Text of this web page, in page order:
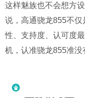
这样魅族也不会想方
说，高通骁龙855不
性、支持度、认可度
机，认准骁龙855准没